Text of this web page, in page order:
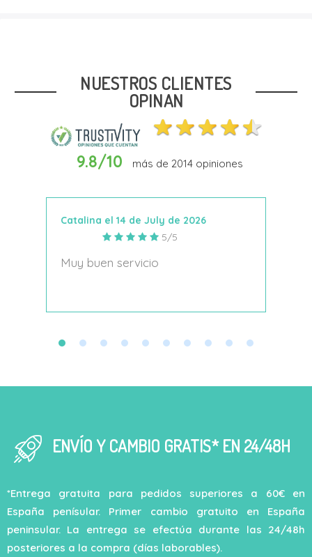
NUESTROS CLIENTES
OPINAN
9.8/10 más de 2014opiniones
Catalina el 14 de July de 2026
5/5
Muy buen servicio
ENVÍO Y CAMBIO GRATIS* EN 24/48H
*Entrega gratuita para pedidos superiores a 60€ en
España penísular. Primer cambio gratuito en España
peninsular. La entrega se efectúa durante las 24/48h
posteriores a la compra (días laborables).